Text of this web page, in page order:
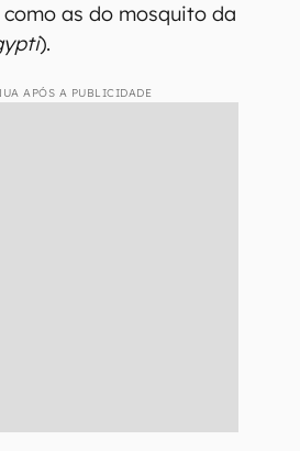
as do mosquito da
).
APÓS A PUBLICIDADE